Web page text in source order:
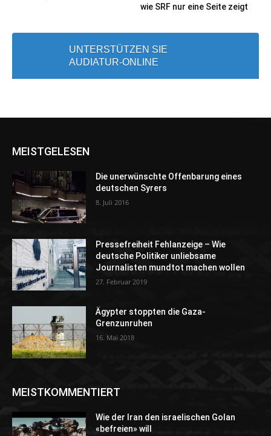
wie SRF nur eine Seite zeigt
UNTERSTÜTZEN SIE
AUDIATUR-ONLINE
MEISTGELESEN
Die unerwünschte Offenbarung eines
deutschen Syrers
8. Juli 2016
Pressefreiheit Fehlanzeige – Wie
deutsche Politiker unliebsame
Journalisten mundtot machen wollen
27. Februar 2019
Ägypter stoppten die Gaza-
Grenzunruhen
16. Mai 2018
MEISTKOMMENTIERT
Wie der Iran den israelischen Golan
«befreien» will